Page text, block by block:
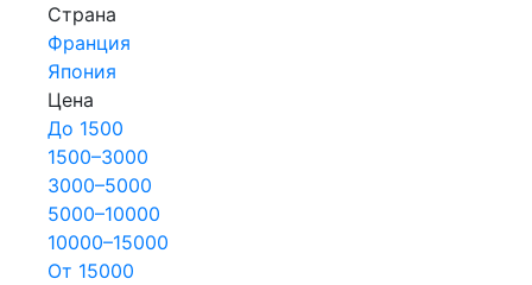
Страна
Франция
Япония
Цена
До 1500
1500–3000
3000–5000
5000–10000
10000–15000
От 15000